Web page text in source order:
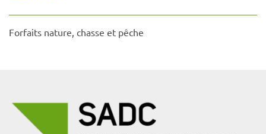
Forfaits nature, chasse et pêche